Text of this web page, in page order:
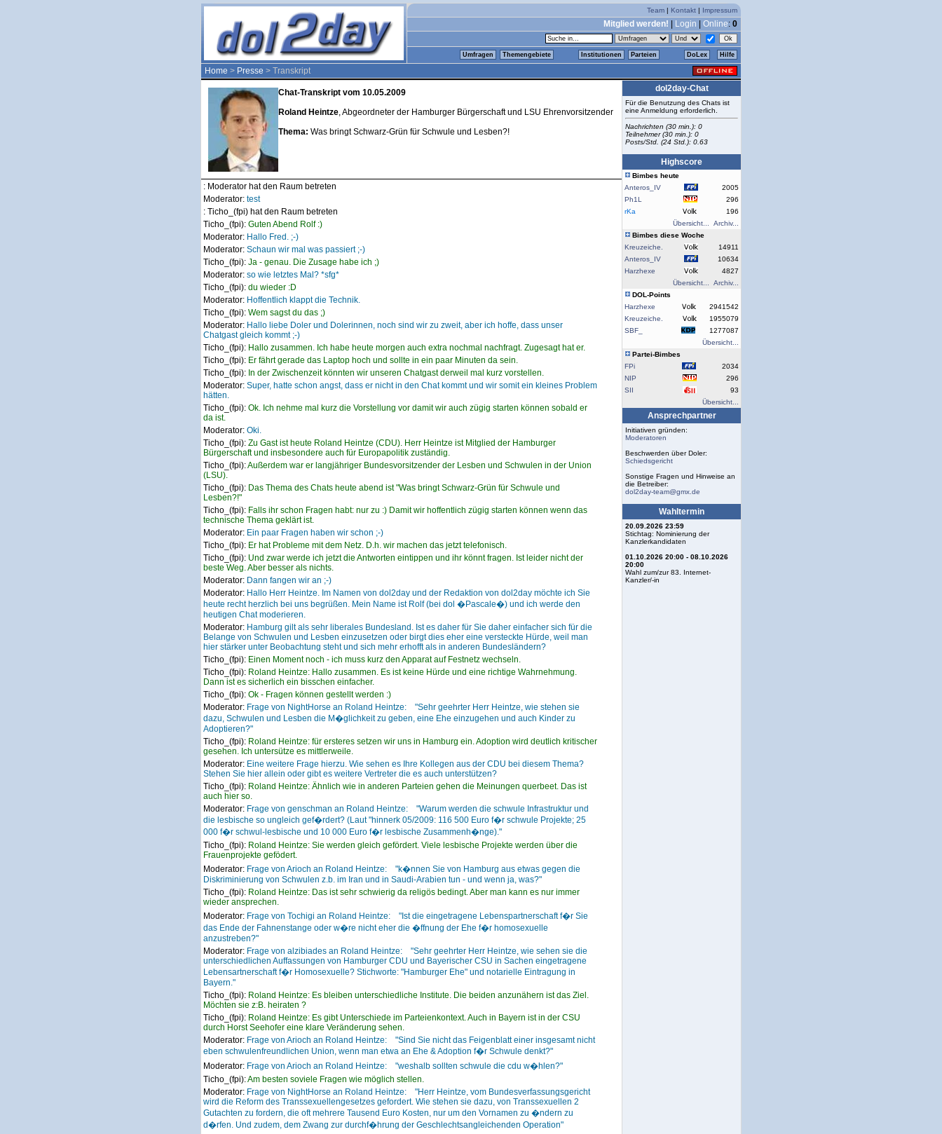
Team | Kontakt | Impressum
Mitglied werden! Login Online: 0
Umfragen Themengebiete Institutionen Parteien DoLex Hilfe
Home > Presse > Transkript
Chat-Transkript vom 10.05.2009
Roland Heintze, Abgeordneter der Hamburger Bürgerschaft und LSU Ehrenvorsitzender
Thema: Was bringt Schwarz-Grün für Schwule und Lesben?!
: Moderator hat den Raum betreten
Moderator: test
: Ticho_(fpi) hat den Raum betreten
Ticho_(fpi): Guten Abend Rolf :)
Moderator: Hallo Fred. ;-)
Moderator: Schaun wir mal was passiert ;-)
Ticho_(fpi): Ja - genau. Die Zusage habe ich ;)
Moderator: so wie letztes Mal? *sfg*
Ticho_(fpi): du wieder :D
Moderator: Hoffentlich klappt die Technik.
Ticho_(fpi): Wem sagst du das ;)
Moderator: Hallo liebe Doler und Dolerinnen, noch sind wir zu zweit, aber ich hoffe, dass unser
Chatgast gleich kommt ;-)
Ticho_(fpi): Hallo zusammen. Ich habe heute morgen auch extra nochmal nachfragt. Zugesagt hat er.
Ticho_(fpi): Er fährt gerade das Laptop hoch und sollte in ein paar Minuten da sein.
Ticho_(fpi): In der Zwischenzeit könnten wir unseren Chatgast derweil mal kurz vorstellen.
Moderator: Super, hatte schon angst, dass er nicht in den Chat kommt und wir somit ein kleines Problem
hätten.
Ticho_(fpi): Ok. Ich nehme mal kurz die Vorstellung vor damit wir auch zügig starten können sobald er
da ist.
Moderator: Oki.
Ticho_(fpi): Zu Gast ist heute Roland Heintze (CDU). Herr Heintze ist Mitglied der Hamburger
Bürgerschaft und insbesondere auch für Europapolitik zuständig.
Ticho_(fpi):Außerdem war er langjähriger Bundesvorsitzender der Lesben und Schwulen in der Union
(LSU).
Ticho_(fpi): Das Thema des Chats heute abend ist "Was bringt Schwarz-Grün für Schwule und
Lesben?!"
Ticho_(fpi): Falls ihr schon Fragen habt: nur zu :) Damit wir hoffentlich zügig starten können wenn das
technische Thema geklärt ist.
Moderator: Ein paar Fragen haben wir schon ;-)
Ticho_(fpi): Er hat Probleme mit dem Netz. D.h. wir machen das jetzt telefonisch.
Ticho_(fpi): Und zwar werde ich jetzt die Antworten eintippen und ihr könnt fragen. Ist leider nicht der
beste Weg. Aber besser als nichts.
Moderator: Dann fangen wir an ;-)
Moderator: Hallo Herr Heintze. Im Namen von dol2day und der Redaktion von dol2day möchte ich Sie
heute recht herzlich bei uns begrüßen. Mein Name ist Rolf (bei dol �Pascale�) und ich werde den
heutigen Chat moderieren.
Moderator: Hamburg gilt als sehr liberales Bundesland. Ist es daher für Sie daher einfacher sich für die
Belange von Schwulen und Lesben einzusetzen oder birgt dies eher eine versteckte Hürde, weil man
hier stärker unter Beobachtung steht und sich mehr erhofft als in anderen Bundesländern?
Ticho_(fpi): Einen Moment noch - ich muss kurz den Apparat auf Festnetz wechseln.
Ticho_(fpi): Roland Heintze: Hallo zusammen. Es ist keine Hürde und eine richtige Wahrnehmung.
Dann ist es sicherlich ein bisschen einfacher.
Ticho_(fpi): Ok - Fragen können gestellt werden :)
Moderator: Frage von NightHorse an Roland Heintze: "Sehr geehrter Herr Heintze, wie stehen sie
dazu, Schwulen und Lesben die M�glichkeit zu geben, eine Ehe einzugehen und auch Kinder zu
Adoptieren?"
Ticho_(fpi): Roland Heintze: für ersteres setzen wir uns in Hamburg ein. Adoption wird deutlich kritischer
gesehen. Ich untersütze es mittlerweile.
Moderator: Eine weitere Frage hierzu. Wie sehen es Ihre Kollegen aus der CDU bei diesem Thema?
Stehen Sie hier allein oder gibt es weitere Vertreter die es auch unterstützen?
Ticho_(fpi): Roland Heintze: Ähnlich wie in anderen Parteien gehen die Meinungen querbeet. Das ist
auch hier so.
Moderator: Frage von genschman an Roland Heintze: "Warum werden die schwule Infrastruktur und
die lesbische so ungleich gef�rdert? (Laut "hinnerk 05/2009: 116 500 Euro f�r schwule Projekte; 25
000 f�r schwul-lesbische und 10 000 Euro f�r lesbische Zusammenh�nge)."
Ticho_(fpi): Roland Heintze: Sie werden gleich gefördert. Viele lesbische Projekte werden über die
Frauenprojekte gefödert.
Moderator: Frage von Arioch an Roland Heintze: "k�nnen Sie von Hamburg aus etwas gegen die
Diskriminierung von Schwulen z.b. im Iran und in Saudi-Arabien tun - und wenn ja, was?"
Ticho_(fpi): Roland Heintze: Das ist sehr schwierig da religös bedingt. Aber man kann es nur immer
wieder ansprechen.
Moderator: Frage von Tochigi an Roland Heintze: "Ist die eingetragene Lebenspartnerschaft f�r Sie
das Ende der Fahnenstange oder w�re nicht eher die �ffnung der Ehe f�r homosexuelle
anzustreben?"
Moderator: Frage von alzibiades an Roland Heintze: "Sehr geehrter Herr Heintze, wie sehen sie die
unterschiedlichen Auffassungen von Hamburger CDU und Bayerischer CSU in Sachen eingetragene
Lebensartnerschaft f�r Homosexuelle? Stichworte: "Hamburger Ehe" und notarielle Eintragung in
Bayern."
Ticho_(fpi): Roland Heintze: Es bleiben unterschiedliche Institute. Die beiden anzunähern ist das Ziel.
Möchten sie z:B. heiraten ?
Ticho_(fpi): Roland Heintze: Es gibt Unterschiede im Parteienkontext. Auch in Bayern ist in der CSU
durch Horst Seehofer eine klare Veränderung sehen.
Moderator: Frage von Arioch an Roland Heintze: "Sind Sie nicht das Feigenblatt einer insgesamt nicht
eben schwulenfreundlichen Union, wenn man etwa an Ehe & Adoption f�r Schwule denkt?"
Moderator: Frage von Arioch an Roland Heintze: "weshalb sollten schwule die cdu w�hlen?"
Ticho_(fpi):Am besten soviele Fragen wie möglich stellen.
Moderator: Frage von NightHorse an Roland Heintze: "Herr Heintze, vom Bundesverfassungsgericht
wird die Reform des Transsexuellengesetzes gefordert. Wie stehen sie dazu, von Transsexuellen 2
Gutachten zu fordern, die oft mehrere Tausend Euro Kosten, nur um den Vornamen zu �ndern zu
d�rfen. Und zudem, dem Zwang zur durchf�hrung der Geschlechtsangleichenden Operation"
dol2day-Chat
Für die Benutzung des Chats ist
eine Anmeldung erforderlich.
Nachrichten (30 min.): 0
Teilnehmer (30 min.): 0
Posts/Std. (24 Std.): 0.63
Highscore
Bimbes heute
Anteros_IV
2005
Ph1L
296
rKa
196
Übersicht...
Archiv...
Bimbes diese Woche
Kreuzeiche.
14911
Anteros_IV
10634
Harzhexe
4827
Übersicht...
Archiv...
DOL-Points
Harzhexe
2941542
Kreuzeiche.
1955079
SBF_
1277087
Übersicht...
Partei-Bimbes
FPi
2034
NIP
296
SII
93
Übersicht...
Ansprechpartner
Initiativen gründen:
Moderatoren
Beschwerden über Doler:
Schiedsgericht
Sonstige Fragen und Hinweise an
die Betreiber:
dol2day-team@gmx.de
Wahltermin
20.09.2026 23:59
Stichtag: Nominierung der
Kanzlerkandidaten
01.10.2026 20:00 - 08.10.2026
20:00
Wahl zum/zur 83. Internet-
Kanzler/-in